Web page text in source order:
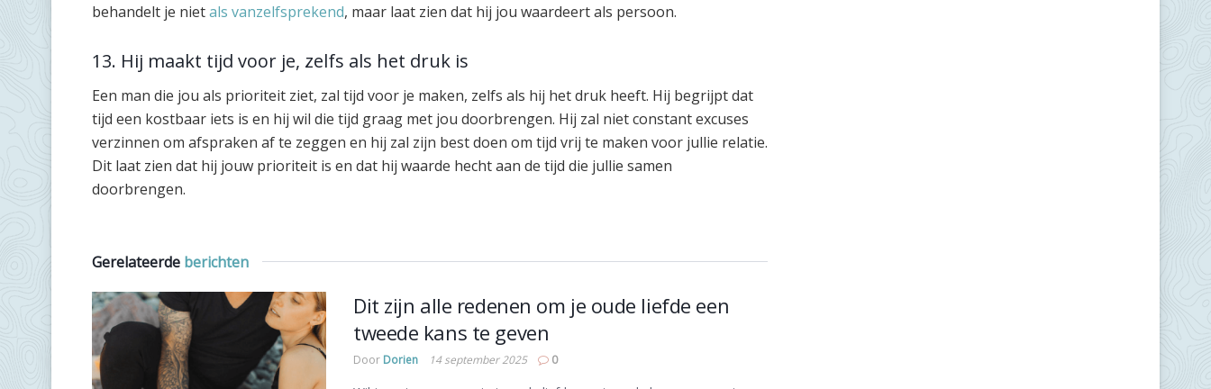
behandelt je nietals vanzelfsprekend, maar laat zien dat hij jou waardeert als persoon.
13. Hij maakt tijd voor je, zelfs als het druk is
Een man die jou als prioriteit ziet, zal tijd voor je maken, zelfs als hij het druk heeft. Hij begrijpt dat
tijd een kostbaar iets is en hij wil die tijd graag met jou doorbrengen. Hij zal niet constant excuses
verzinnen om afspraken af te zeggen en hij zal zijn best doen om tijd vrij te maken voor jullie relatie.
Dit laat zien dat hij jouw prioriteit is en dat hij waarde hecht aan de tijd die jullie samen
doorbrengen.
Gerelateerde berichten
Dit zijn alle redenen om je oude liefde een
tweede kans te geven
Door Dorien 14 september 2025 0